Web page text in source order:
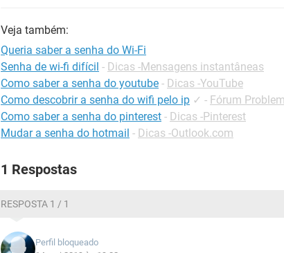
Veja também:
Queria saber a senha do Wi-Fi
Senha de wi-fi difícil - Dicas -Mensagens instantâneas
Como saber a senha do youtube - Dicas -YouTube
Como descobrir a senha do wifi pelo ip ✓ - Fórum
Como saber a senha do pinterest - Dicas -Pinterest
Mudar a senha do hotmail - Dicas -Outlook.com
1 Respostas
RESPOSTA 1 / 1
Perfil bloqueado